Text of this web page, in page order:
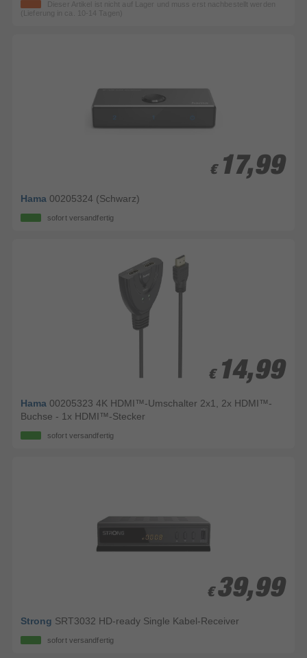
Dieser Artikel ist nicht auf Lager und muss erst nachbestellt werden
(Lieferung in ca. 10-14 Tagen)
€ 17,99
€ 17,99
Hama 00205324 (Schwarz)
sofort versandfertig
€ 14,99
€ 14,99
Hama 00205323 4K HDMI™-Umschalter 2x1, 2x HDMI™-
Buchse - 1x HDMI™-Stecker
sofort versandfertig
€ 39,99
€ 39,99
Strong SRT3032 HD-ready Single Kabel-Receiver
sofort versandfertig